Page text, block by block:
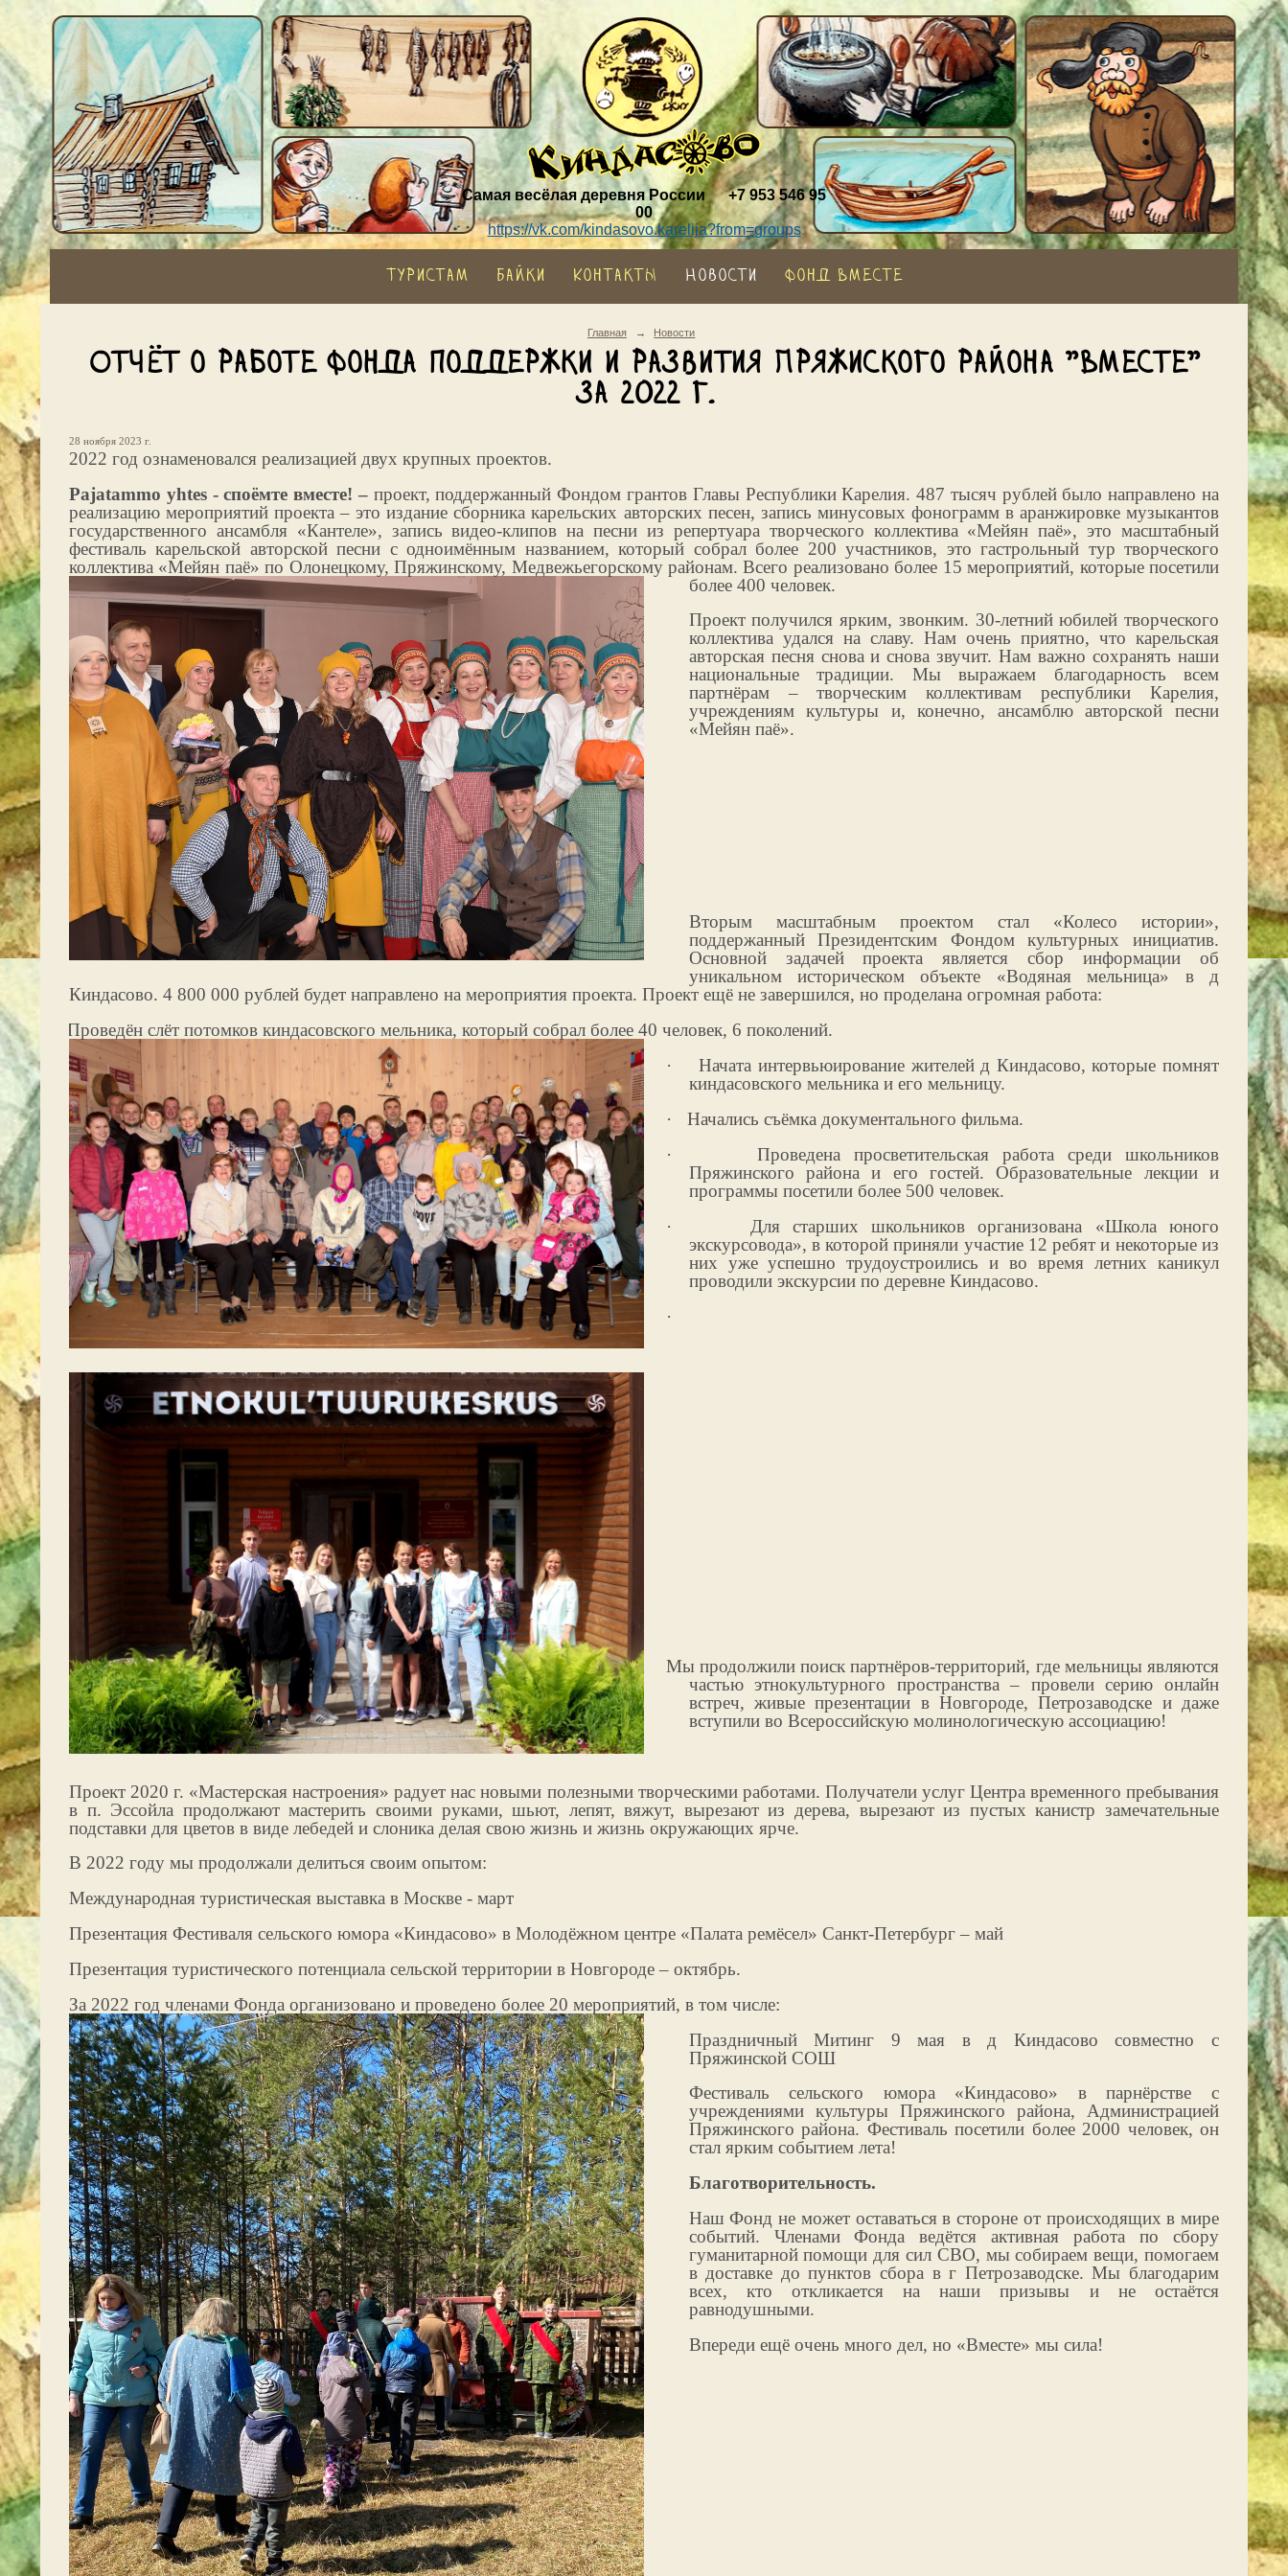
Самая весёлая деревня России
+7 953 546 95
00
https://vk.com/kindasovo.karelija?from=groups
Туристам Байки Контакты Новости Фонд Вместе
Главная → Новости
Отчёт о работе Фонда поддержки и развития Пряжиского района "Вместе"
за 2022 г.
28 ноября 2023 г.
2022 год ознаменовался реализацией двух крупных проектов.
Pajatammo yhtes - споёмте вместе! – проект, поддержанный Фондом грантов Главы Республики Карелия. 487 тысяч рублей было направлено на
реализацию мероприятий проекта – это издание сборника карельских авторских песен, запись минусовых фонограмм в аранжировке музыкантов
государственного ансамбля «Кантеле», запись видео-клипов на песни из репертуара творческого коллектива «Мейян паё», это масштабный
фестиваль карельской авторской песни с одноимённым названием, который собрал более 200 участников, это гастрольный тур творческого
коллектива «Мейян паё» по Олонецкому, Пряжинскому, Медвежьегорскому районам. Всего реализовано более 15 мероприятий, которые посетили
более 400 человек.
Проект получился ярким, звонким. 30-летний юбилей творческого
коллектива удался на славу. Нам очень приятно, что карельская
авторская песня снова и снова звучит. Нам важно сохранять наши
национальные традиции. Мы выражаем благодарность всем
партнёрам – творческим коллективам республики Карелия,
учреждениям культуры и, конечно, ансамблю авторской песни
«Мейян паё».
Вторым масштабным проектом стал «Колесо истории»,
поддержанный Президентским Фондом культурных инициатив.
Основной задачей проекта является сбор информации об
уникальном историческом объекте «Водяная мельница» в д
Киндасово. 4 800 000 рублей будет направлено на мероприятия проекта. Проект ещё не завершился, но проделана огромная работа:
Проведён слёт потомков киндасовского мельника, который собрал более 40 человек, 6 поколений.
·
Начата интервьюирование жителей д Киндасово, которые помнят
киндасовского мельника и его мельницу.
·
Начались съёмка документального фильма.
·
Проведена просветительская работа среди школьников
Пряжинского района и его гостей. Образовательные лекции и
программы посетили более 500 человек.
·
Для старших школьников организована «Школа юного
экскурсовода», в которой приняли участие 12 ребят и некоторые из
них уже успешно трудоустроились и во время летних каникул
проводили экскурсии по деревне Киндасово.
·
Мы продолжили поиск партнёров-территорий, где мельницы являются
частью этнокультурного пространства – провели серию онлайн
встреч, живые презентации в Новгороде, Петрозаводске и даже
вступили во Всероссийскую молинологическую ассоциацию!
Проект 2020 г. «Мастерская настроения» радует нас новыми полезными творческими работами. Получатели услуг Центра временного пребывания
в п. Эссойла продолжают мастерить своими руками, шьют, лепят, вяжут, вырезают из дерева, вырезают из пустых канистр замечательные
подставки для цветов в виде лебедей и слоника делая свою жизнь и жизнь окружающих ярче.
В 2022 году мы продолжали делиться своим опытом:
Международная туристическая выставка в Москве - март
Презентация Фестиваля сельского юмора «Киндасово» в Молодёжном центре «Палата ремёсел» Санкт-Петербург – май
Презентация туристического потенциала сельской территории в Новгороде – октябрь.
За 2022 год членами Фонда организовано и проведено более 20 мероприятий, в том числе:
Праздничный Митинг 9 мая в д Киндасово совместно с
Пряжинской СОШ
Фестиваль сельского юмора «Киндасово» в парнёрстве с
учреждениями культуры Пряжинского района, Администрацией
Пряжинского района. Фестиваль посетили более 2000 человек, он
стал ярким событием лета!
Благотворительность.
Наш Фонд не может оставаться в стороне от происходящих в мире
событий. Членами Фонда ведётся активная работа по сбору
гуманитарной помощи для сил СВО, мы собираем вещи, помогаем
в доставке до пунктов сбора в г Петрозаводске. Мы благодарим
всех, кто откликается на наши призывы и не остаётся
равнодушными.
Впереди ещё очень много дел, но «Вместе» мы сила!